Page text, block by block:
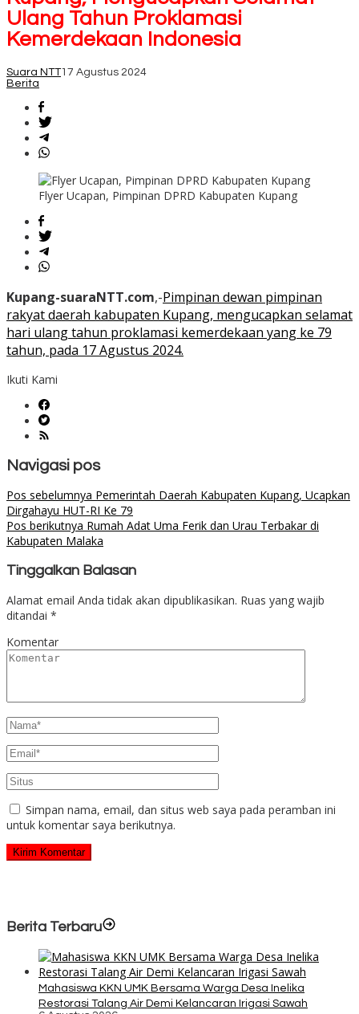
Ulang Tahun Proklamasi
Kemerdekaan Indonesia
Suara NTT17 Agustus 2024
Berita
Flyer Ucapan, Pimpinan DPRD Kabupaten Kupang
Kupang-suaraNTT.com,-Pimpinan dewan pimpinan
rakyat daerah kabupaten Kupang, mengucapkan selamat
hari ulang tahun proklamasi kemerdekaan yang ke 79
tahun, pada 17 Agustus 2024.
Ikuti Kami
Navigasi pos
Pos sebelumnya Pemerintah Daerah Kabupaten Kupang, Ucapkan
Dirgahayu HUT-RI Ke 79
Pos berikutnya Rumah Adat Uma Ferik dan Urau Terbakar di
Kabupaten Malaka
Tinggalkan Balasan
Alamat email Anda tidak akan dipublikasikan. Ruas yang wajib
ditandai *
Komentar
Simpan nama, email, dan situs web saya pada peramban ini
untuk komentar saya berikutnya.
Berita Terbaru
Mahasiswa KKN UMK Bersama Warga Desa Inelika
Restorasi Talang Air Demi Kelancaran Irigasi Sawah